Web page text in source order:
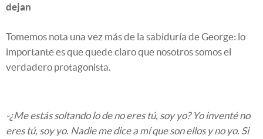
dejan
Tomemos nota una vez más de la sabiduría de George: lo
importante es que quede claro que nosotros somos el
verdadero protagonista.
-¿Me estás soltando lo de no eres tú, soy yo? Yo inventé no
eres tú, soy yo. Nadie me dice a mí que son ellos y no yo. Si